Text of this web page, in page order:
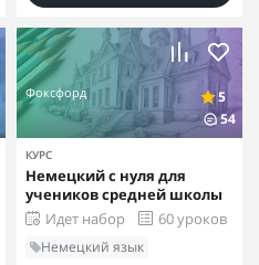
Фоксфорд
5
54
КУРС
Немецкий с нуля для
учеников средней школы
Идет набор
60 уроков
Немецкий язык